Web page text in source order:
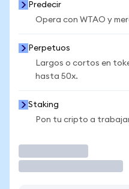
Predecir
Opera con WTAO y
Perpetuos
Largos o cortos en
hasta 50x.
Staking
Pon tu cripto a